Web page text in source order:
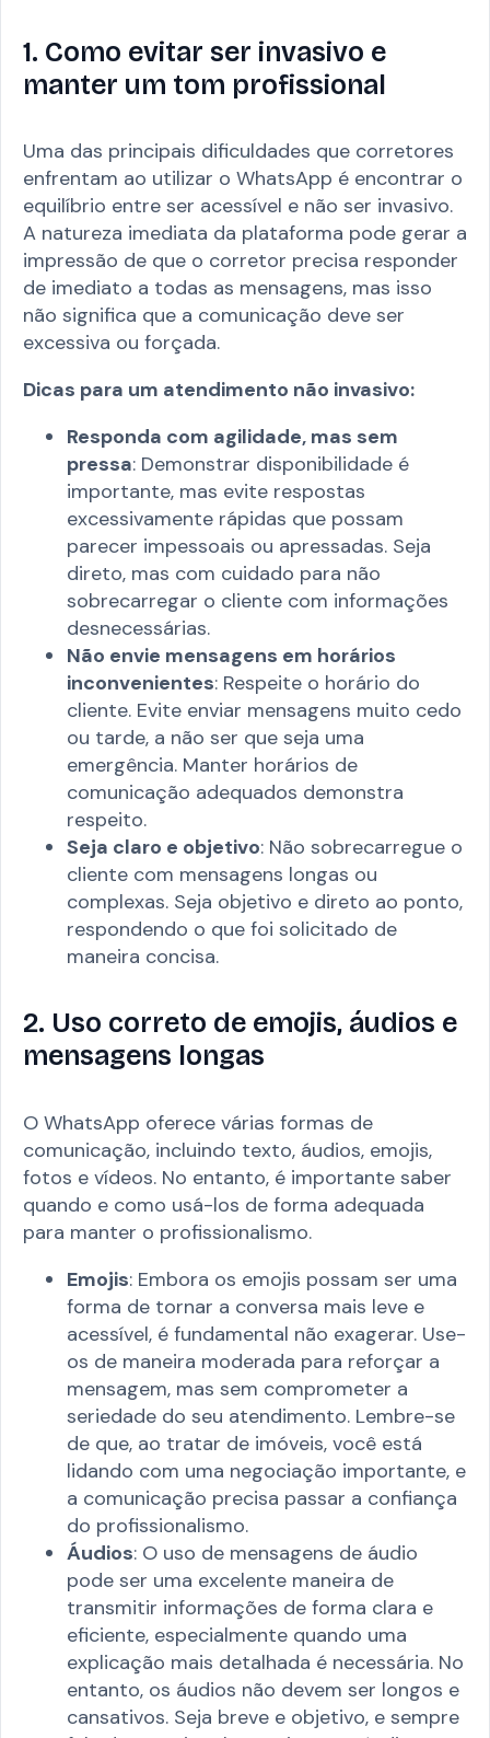
1. Como evitar ser invasivo e
manter um tom profissional
Uma das principais dificuldades que corretores
enfrentam ao utilizar o WhatsApp é encontrar o
equilíbrio entre ser acessível e não ser invasivo.
A natureza imediata da plataforma pode gerar a
impressão de que o corretor precisa responder
de imediato a todas as mensagens, mas isso
não significa que a comunicação deve ser
excessiva ou forçada.
Dicas para um atendimento não invasivo:
Responda com agilidade, mas sem
pressa: Demonstrar disponibilidade é
importante, mas evite respostas
excessivamente rápidas que possam
parecer impessoais ou apressadas. Seja
direto, mas com cuidado para não
sobrecarregar o cliente com informações
desnecessárias.
Não envie mensagens em horários
inconvenientes: Respeite o horário do
cliente. Evite enviar mensagens muito cedo
ou tarde, a não ser que seja uma
emergência. Manter horários de
comunicação adequados demonstra
respeito.
Seja claro e objetivo: Não sobrecarregue o
cliente com mensagens longas ou
complexas. Seja objetivo e direto ao ponto,
respondendo o que foi solicitado de
maneira concisa.
2. Uso correto de emojis, áudios e
mensagens longas
O WhatsApp oferece várias formas de
comunicação, incluindo texto, áudios, emojis,
fotos e vídeos. No entanto, é importante saber
quando e como usá-los de forma adequada
para manter o profissionalismo.
Emojis: Embora os emojis possam ser uma
forma de tornar a conversa mais leve e
acessível, é fundamental não exagerar. Use-
os de maneira moderada para reforçar a
mensagem, mas sem comprometer a
seriedade do seu atendimento. Lembre-se
de que, ao tratar de imóveis, você está
lidando com uma negociação importante, e
a comunicação precisa passar a confiança
do profissionalismo.
Áudios: O uso de mensagens de áudio
pode ser uma excelente maneira de
transmitir informações de forma clara e
eficiente, especialmente quando uma
explicação mais detalhada é necessária. No
entanto, os áudios não devem ser longos e
cansativos. Seja breve e objetivo, e sempre